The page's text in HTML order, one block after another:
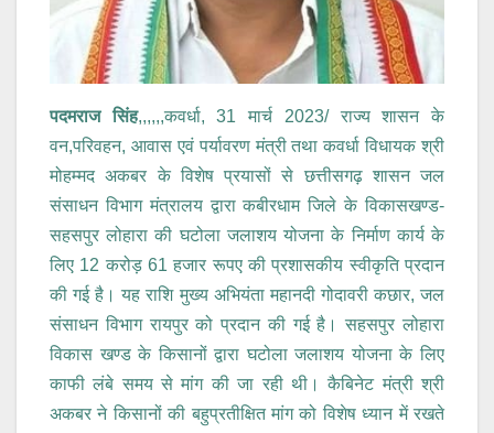
पदमराज सिंह,,,,,,कवर्धा, 31 मार्च 2023/ राज्य शासन के
वन,परिवहन, आवास एवं पर्यावरण मंत्री तथा कवर्धा विधायक श्री
मोहम्मद अकबर के विशेष प्रयासों से छत्तीसगढ़ शासन जल
संसाधन विभाग मंत्रालय द्वारा कबीरधाम जिले के विकासखण्ड-
सहसपुर लोहारा की घटोला जलाशय योजना के निर्माण कार्य के
लिए 12 करोड़ 61 हजार रूपए की प्रशासकीय स्वीकृति प्रदान
की गई है। यह राशि मुख्य अभियंता महानदी गोदावरी कछार, जल
संसाधन विभाग रायपुर को प्रदान की गई है। सहसपुर लोहारा
विकास खण्ड के किसानों द्वारा घटोला जलाशय योजना के लिए
काफी लंबे समय से मांग की जा रही थी। कैबिनेट मंत्री श्री
अकबर ने किसानों की बहुप्रतीक्षित मांग को विशेष ध्यान में रखते